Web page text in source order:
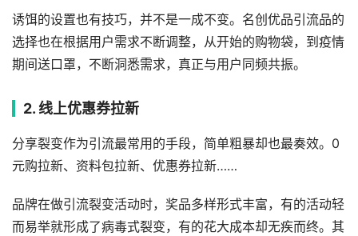
诱饵的设置也有技巧，并不是一成不变。名创优品引流品的
选择也在根据用户需求不断调整，从开始的购物袋，到疫情
期间送口罩，不断洞悉需求，真正与用户同频共振。
2. 线上优惠券拉新
分享裂变作为引流最常用的手段，简单粗暴却也最奏效。0
元购拉新、资料包拉新、优惠券拉新……
品牌在做引流裂变活动时，奖品多样形式丰富，有的活动轻
而易举就形成了病毒式裂变，有的花大成本却无疾而终。其